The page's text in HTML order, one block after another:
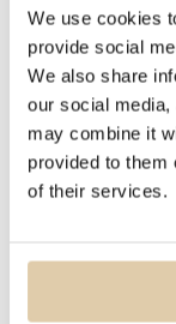
We use cookies
provide social
We also share
our social
may combine it
provided to them
of their services.
Det bør
dit
dine
besvare
dit produkt?
Det kan